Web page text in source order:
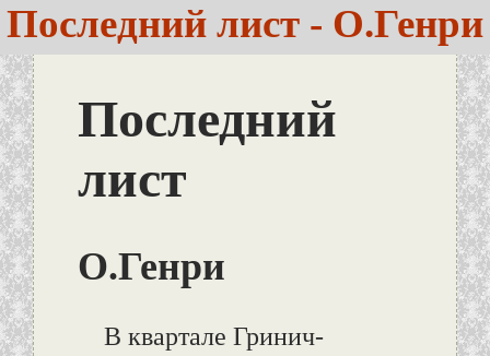
Последний лист - О.Генри
Последний
лист
О.Генри
В квартале Гринич-